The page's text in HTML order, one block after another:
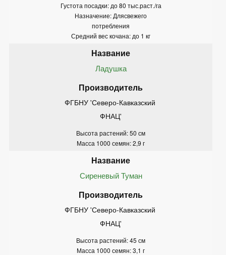
Густота посадки: до 80 тыс.раст./га
Назначение: Длясвежего
потребления
Средний вес кочана: до 1 кг
Ладушка
ФГБНУ 'Северо-Кавказский
ФНАЦ'
Высота растений: 50 см
Масса 1000 семян: 2,9 г
Сиреневый Туман
ФГБНУ 'Северо-Кавказский
ФНАЦ'
Высота растений: 45 см
Масса 1000 семян: 3,1 г